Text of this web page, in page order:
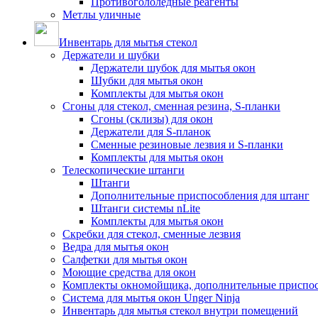
Метлы уличные
Инвентарь для мытья стекол
Держатели и шубки
Держатели шубок для мытья окон
Шубки для мытья окон
Комплекты для мытья окон
Сгоны для стекол, сменная резина, S-планки
Сгоны (склизы) для окон
Держатели для S-планок
Сменные резиновые лезвия и S-планки
Комплекты для мытья окон
Телескопические штанги
Штанги
Дополнительные приспособления для штанг
Штанги системы nLite
Комплекты для мытья окон
Скребки для стекол, сменные лезвия
Ведра для мытья окон
Салфетки для мытья окон
Моющие средства для окон
Комплекты окномойщика, дополнительные
Система для мытья окон Unger Ninja
Инвентарь для мытья стекол внутри помещений